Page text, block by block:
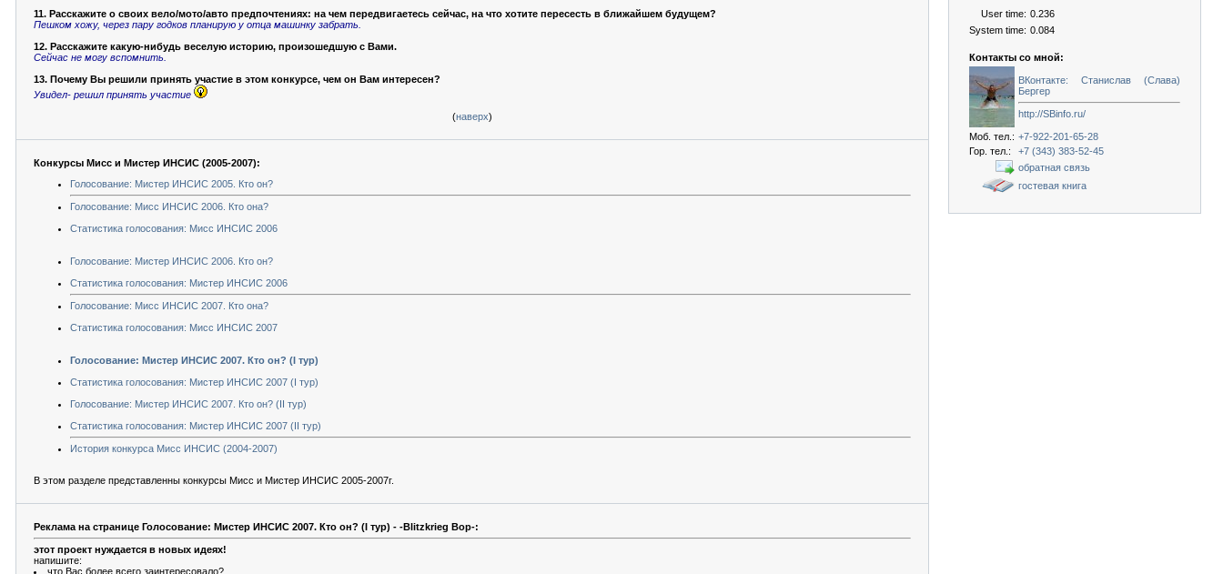
11. Расскажите о своих вело/мото/авто предпочтениях: на чем передвигаетесь сейчас, на что хотите пересесть в ближайшем будущем?
Пешком хожу, через пару годков планирую у отца машинку забрать.
12. Расскажите какую-нибудь веселую историю, произошедшую с Вами.
Сейчас не могу вспомнить.
13. Почему Вы решили принять участие в этом конкурсе, чем он Вам интересен?
Увидел- решил принять участие
(наверх)
Конкурсы Мисс и Мистер ИНСИС (2005-2007):
Голосование: Мистер ИНСИС 2005. Кто он?
Голосование: Мисс ИНСИС 2006. Кто она?
Статистика голосования: Мисс ИНСИС 2006
Голосование: Мистер ИНСИС 2006. Кто он?
Статистика голосования: Мистер ИНСИС 2006
Голосование: Мисс ИНСИС 2007. Кто она?
Статистика голосования: Мисс ИНСИС 2007
Голосование: Мистер ИНСИС 2007. Кто он? (I тур)
Статистика голосования: Мистер ИНСИС 2007 (I тур)
Голосование: Мистер ИНСИС 2007. Кто он? (II тур)
Статистика голосования: Мистер ИНСИС 2007 (II тур)
История конкурса Мисс ИНСИС (2004-2007)
В этом разделе представленны конкурсы Мисс и Мистер ИНСИС 2005-2007г.
Реклама на странице Голосование: Мистер ИНСИС 2007. Кто он? (I тур) - -Blitzkrieg Bop-:
этот проект нуждается в новых идеях!
напишите:
что Вас более всего заинтересовало?
User time: 0.236
System time: 0.084
Контакты со мной:
ВКонтакте: Станислав (Слава)
Бергер
http://SBinfo.ru/
Моб. тел.: +7-922-201-65-28
Гор. тел.:
+7 (343) 383-52-45
обратная связь
гостевая книга